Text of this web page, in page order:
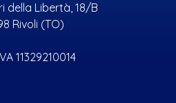
della Libertà, 18/B
Rivoli (TO)
11329210014